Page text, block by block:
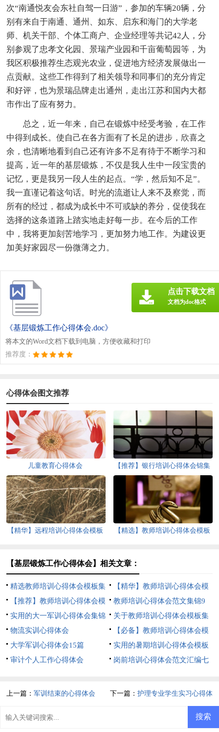
次“南通悦友会东社自驾一日游”，参加的车辆20辆，分
别有来自于南通、通州、如东、启东和海门的大学老
师、机关干部、个体工商户、企业经理等共记42人，分
别参观了忠孝文化园、景瑞产业园和千亩葡萄园等，为
我区积极推荐生态观光农业，促进地方经济发展做出一
点贡献。这些工作得到了相关领导和同事们的充分肯定
和好评，也为景瑞品牌走出通州，走出江苏和国内大都
市作出了应有努力。
总之，近一年来，自己在锻炼中经受考验，在工作
中得到成长。使自己在各方面有了长足的进步，欣喜之
余，也清晰地看到自己还有许多不足有待于不断学习和
提高，近一年的基层锻炼，不仅是我人生中一段宝贵的
记忆，更是我另一段人生的起点。“学，然后知不足”。
我一直谨记着这句话。时光的流逝让人来不及察觉，而
所有的经过，都成为成长中不可或缺的养分，促使我在
选择的这条道路上踏实地走好每一步。在今后的工作
中，我将更加刻苦地学习，更加努力地工作。为建设更
加美好家园尽一份微薄之力。
《基层锻炼工作心得体会.doc》
将本文的Word文档下载到电脑，方便收藏和打印
推荐度：
点击下载文档
文档为doc格式
心得体会图文推荐
儿童教育心得体会
【推荐】银行培训心得体会锦集
5篇
【精华】远程培训心得体会模板
【精选】教师培训心得体会模板
【基层锻炼工作心得体会】相关文章：
精选教师培训心得体会模板集
合六篇
【精华】教师培训心得体会模
板合集9篇
【推荐】教师培训心得体会模
板集合9篇
教师培训心得体会范文集锦9
篇
实用的大一军训心得体会集锦
十篇
关于教师培训心得体会模板集
合八篇
物流实训心得体会
【必备】教师培训心得体会模
板9篇
大学军训心得体会15篇
实用的暑期培训心得体会模板
汇编五篇
审计个人工作心得体会
岗前培训心得体会范文汇编七
上一篇：军训结束的心得体会 下一篇： 护理专业学生实习心得体